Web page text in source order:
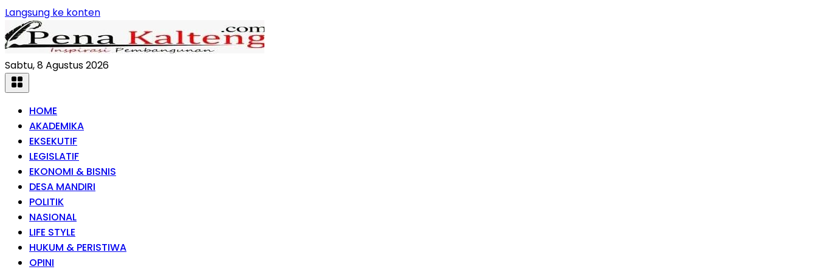
Langsung ke konten
Sabtu, 8 Agustus 2026
HOME
AKADEMIKA
EKSEKUTIF
LEGISLATIF
EKONOMI & BISNIS
DESA MANDIRI
POLITIK
NASIONAL
LIFE STYLE
HUKUM & PERISTIWA
OPINI